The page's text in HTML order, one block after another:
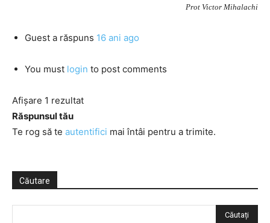
Prot Victor Mihalachi
Guest a răspuns 16 ani ago
You must login to post comments
Afișare 1 rezultat
Răspunsul tău
Te rog să te autentifici mai întâi pentru a trimite.
Căutare